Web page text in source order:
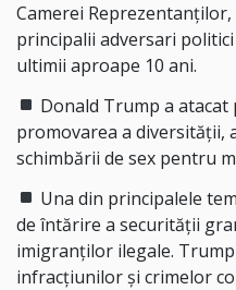
Camerei
principalii adversari
ultimii aproape 10 ani.
Donald Trump a atacat
promovarea a diversității,
schimbării de sex pentru
Una din principalele
de întărire a securității
imigranților ilegale.
infracțiunilor și crimelor